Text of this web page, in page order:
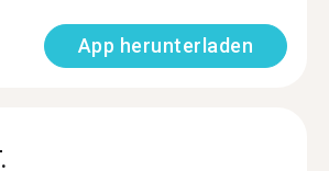
App herunterladen